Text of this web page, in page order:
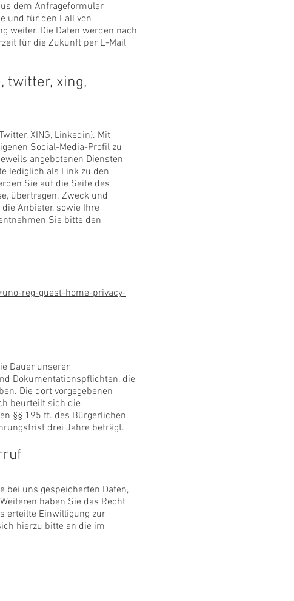
dem Anfrageformular
und für den Fall von
weiter. Die Daten werden nach
für die Zukunft per E-Mail
twitter, xing,
XING, Linkedin). Mit
Social-Media-Profil zu
angebotenen Diensten
lediglich als Link zu den
Sie auf die Seite des
übertragen. Zweck und
Anbieter, sowie Ihre
Sie bitte den
reg-guest-home-privacy-
Dauer unserer
Dokumentationspflichten, die
Die dort vorgegebenen
beurteilt sich die
§§ 195 ff. des Bürgerlichen
drei Jahre beträgt.
bei uns gespeicherten Daten,
haben Sie das Recht
erteilte Einwilligung zur
hierzu bitte an die im